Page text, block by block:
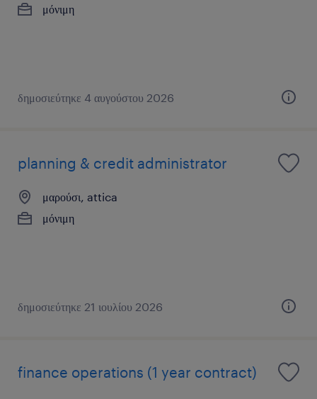
μόνιμη
δημοσιεύτηκε 4 αυγούστου 2026
planning & credit administrator
μαρούσι, attica
μόνιμη
δημοσιεύτηκε 21 ιουλίου 2026
finance operations (1 year contract)